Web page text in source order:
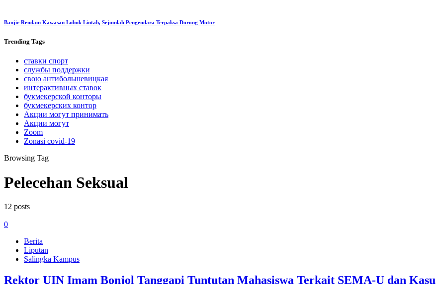
Banjir Rendam Kawasan Lubuk Lintah, Sejumlah Pengendara Terpaksa Dorong Motor
Trending Tags
ставки спорт
службы поддержки
свою антибольшевицкая
интерактивных ставок
букмекерской конторы
букмекерских контор
Акции могут принимать
Акции могут
Zoom
Zonasi covid-19
Browsing Tag
Pelecehan Seksual
12 posts
0
Berita
Liputan
Salingka Kampus
Rektor UIN Imam Bonjol Tanggapi Tuntutan Mahasiswa Terkait SEMA-U dan